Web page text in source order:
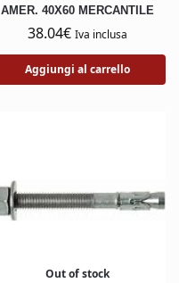
AMER. 40X60 MERCANTILE
38.04€ Iva inclusa
Aggiungi al carrello
Out of stock